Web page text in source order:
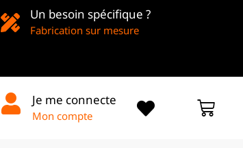
Un besoin spécifique ?
Fabrication sur mesure
Je me connecte
Mon compte